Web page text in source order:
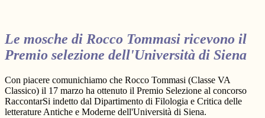
Le mosche di Rocco Tommasi ricevono il
Premio selezione dell'Università di Siena
Con piacere comunichiamo che Rocco Tommasi (Classe VA
Classico) il 17 marzo ha ottenuto il Premio Selezione al concorso
RaccontarSi indetto dal Dipartimento di Filologia e Critica delle
letterature Antiche e Moderne dell'Università di Siena.